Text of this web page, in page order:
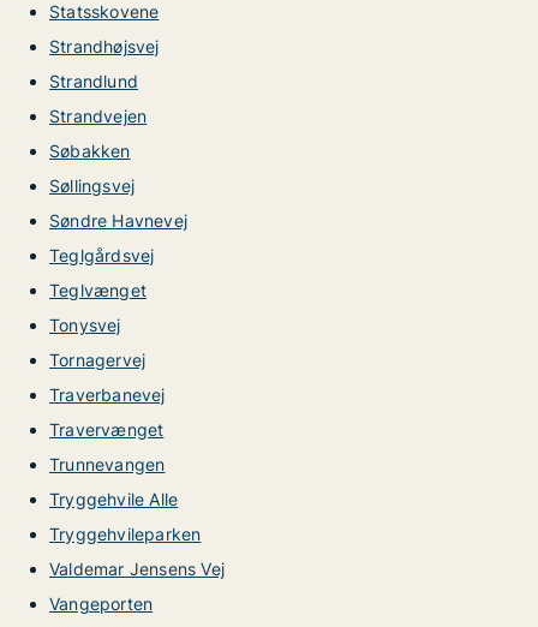
Statsskovene
Strandhøjsvej
Strandlund
Strandvejen
Søbakken
Søllingsvej
Søndre Havnevej
Teglgårdsvej
Teglvænget
Tonysvej
Tornagervej
Traverbanevej
Travervænget
Trunnevangen
Tryggehvile Alle
Tryggehvileparken
Valdemar Jensens Vej
Vangeporten